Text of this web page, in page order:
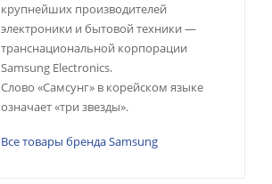
крупнейших производителей
электроники и бытовой техники —
транснациональной корпорации
Samsung Electronics.
Слово «Самсунг» в корейском языке
означает «три звезды».
Все товары бренда Samsung